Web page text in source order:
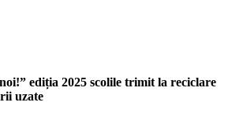
ediția 2025 scolile trimit la reciclare
uzate